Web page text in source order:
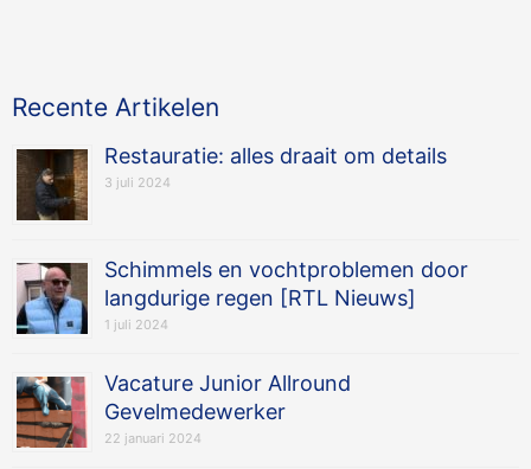
Recente Artikelen
Restauratie: alles draait om details
3 juli 2024
Schimmels en vochtproblemen door
langdurige regen [RTL Nieuws]
1 juli 2024
Vacature Junior Allround
Gevelmedewerker
22 januari 2024